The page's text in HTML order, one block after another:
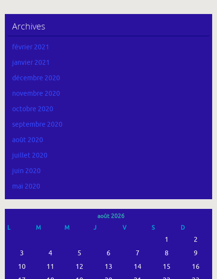
Archives
février 2021
janvier 2021
décembre 2020
novembre 2020
octobre 2020
septembre 2020
août 2020
juillet 2020
juin 2020
mai 2020
août 2026
L
M M J V S D
1
2
3
4 5 6 7 8
9
10
11 12 13 14 15
16